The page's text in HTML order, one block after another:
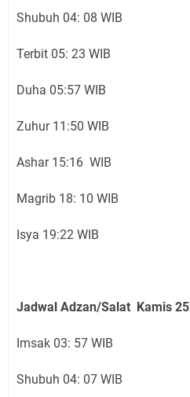
Shubuh 04: 08 WIB
Terbit 05: 23 WIB
Duha 05:57 WIB
Zuhur 11:50 WIB
Ashar 15:16 WIB
Magrib 18: 10 WIB
Isya 19:22 WIB
Jadwal Adzan/Salat Kamis 25
Imsak 03: 57 WIB
Shubuh 04: 07 WIB